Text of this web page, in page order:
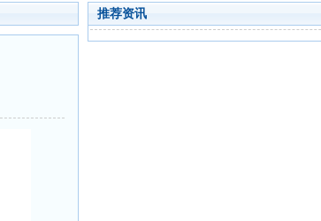
推荐资讯